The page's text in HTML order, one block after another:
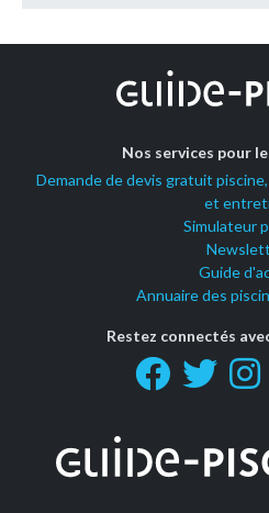
Nos services pour
Demande de devis gratuit piscine,
et
Simulateur
Guide
Annuaire des
Restez connectés